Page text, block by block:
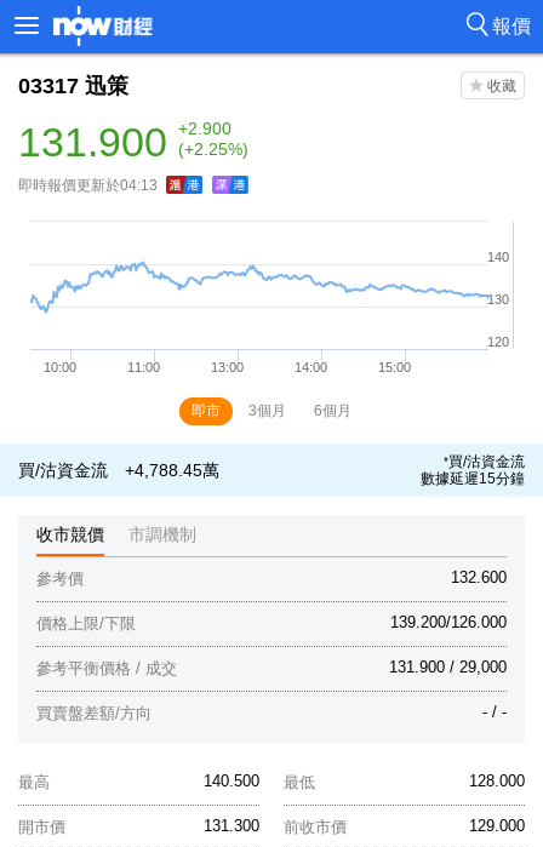
報價
03317 迅策
131.900
+2.900
(+2.25%)
即時報價更新於04:13
即市 3個月 6個月
買/沽資金流 +4,788.45萬 *買/沽資金流
數據延遲15分鐘
收市競價 市調機制
132.600
參考價
139.200/126.000
價格上限/下限
131.900 / 29,000
參考平衡價格 / 成交
- / -
買賣盤差額/方向
140.500
最高 128.000
最低
131.300
開市價 129.000
前收市價